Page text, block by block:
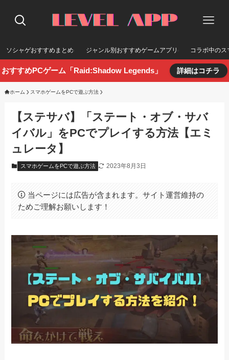
ソシャゲおすすめまとめ ジャンル別おすすめゲームアプリ コラボ中のス
おすすめPCゲーム「Raid:Shadow Legends」 詳細はコチラ
ホーム スマホゲームをPCで遊ぶ方法
【ステサバ】「ステート・オブ・サバ
イバル」をPCでプレイする方法【エミ
ュレータ】
スマホゲームをPCで遊ぶ方法 2023年8月3日
当ページには広告が含まれます。サイト運営維持の
ためご理解お願いします！